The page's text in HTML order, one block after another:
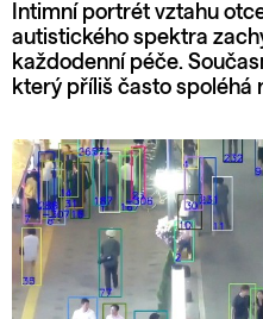
Intimní portrét vztahu
autistického spektra
každodenní péče.
který příliš často spoléhá